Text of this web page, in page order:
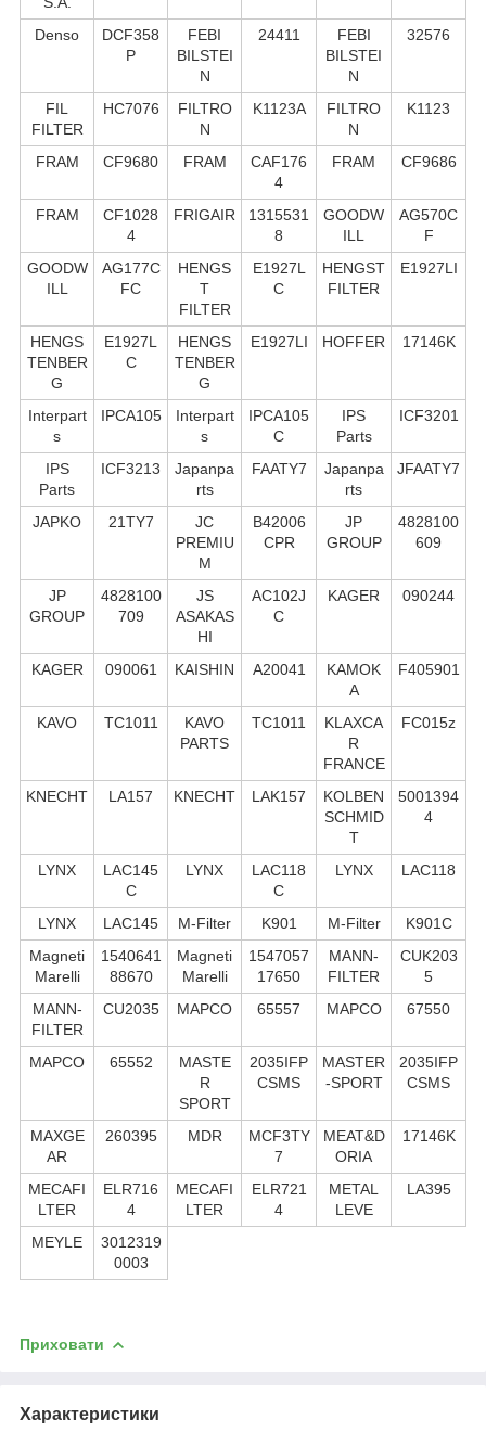
Denso
DCF358
P
FEBI
BILSTEI
N
24411
FEBI
BILSTEI
N
32576
FIL
FILTER
HC7076
FILTRO
N
K1123A
FILTRO
N
K1123
FRAM CF9680 FRAM
CAF176
4
FRAM CF9686
FRAM
CF1028
4
FRIGAIR
1315531
8
GOODW
ILL
AG570C
F
GOODW
ILL
AG177C
FC
HENGS
T
FILTER
E1927L
C
HENGST
FILTER
E1927LI
HENGS
TENBER
G
E1927L
C
HENGS
TENBER
G
E1927LI HOFFER 17146K
Interpart
s
IPCA105
Interpart
s
IPCA105
C
IPS
Parts
ICF3201
IPS
Parts
ICF3213
Japanpa
rts
FAATY7
Japanpa
rts
JFAATY7
JAPKO 21TY7
JC
PREMIU
M
B42006
CPR
JP
GROUP
4828100
609
JP
GROUP
4828100
709
JS
ASAKAS
HI
AC102J
C
KAGER 090244
KAGER 090061 KAISHIN A20041
KAMOK
A
F405901
KAVO TC1011
KAVO
PARTS
TC1011
KLAXCA
R
FRANCE
FC015z
KNECHT LA157 KNECHT LAK157
KOLBEN
SCHMID
T
5001394
4
LYNX
LAC145
C
LYNX
LAC118
C
LYNX LAC118
LYNX LAC145 M-Filter K901 M-Filter
K901C
Magneti
Marelli
1540641
88670
Magneti
Marelli
1547057
17650
MANN-
FILTER
CUK203
5
MANN-
FILTER
CU2035 MAPCO 65557 MAPCO 67550
MAPCO 65552
MASTE
R
SPORT
2035IFP
CSMS
MASTER
-SPORT
2035IFP
CSMS
MAXGE
AR
260395 MDR
MCF3TY
7
MEAT&D
ORIA
17146K
MECAFI
LTER
ELR716
4
MECAFI
LTER
ELR721
4
METAL
LEVE
LA395
MEYLE
3012319
0003
Приховати
Характеристики